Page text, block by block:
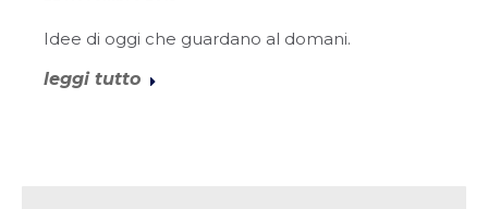
Idee di oggi che guardano al domani.
leggi tutto